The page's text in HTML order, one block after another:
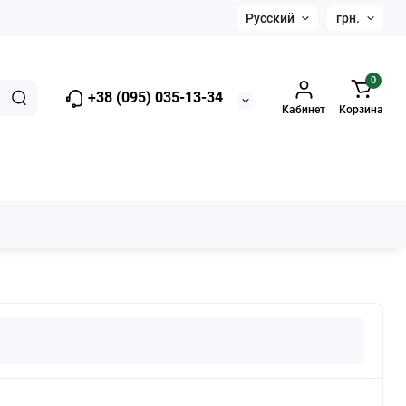
Русский грн.
+38 (095) 035-13-34
Кабинет
0
Корзина